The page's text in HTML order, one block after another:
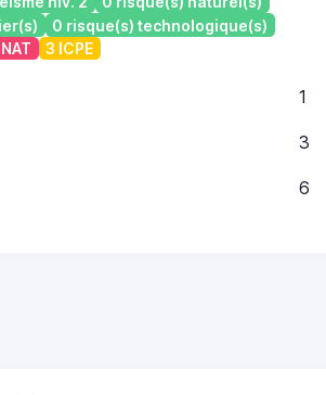
0 risque(s) technologique(s)
3 ICPE
1
3
6